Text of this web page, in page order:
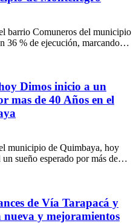
barrio Comuneros del municipio
36 % de ejecución, marcando…
Dimos inicio a un
mas de 40 Años en el
municipio de Quimbaya, hoy
un sueño esperado por más de…
de Vía Tarapacá y
nueva y mejoramientos